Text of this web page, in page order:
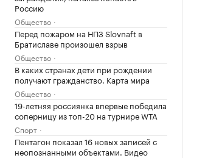
Россию
Общество
Перед пожаром на НПЗ Slovnaft в
Братиславе произошел взрыв
Общество
В каких странах дети при рождении
получают гражданство. Карта мира
Общество
19-летняя россиянка впервые победила
соперницу из топ-20 на турнире WTA
Спорт
Пентагон показал 16 новых записей с
неопознанными объектами. Видео